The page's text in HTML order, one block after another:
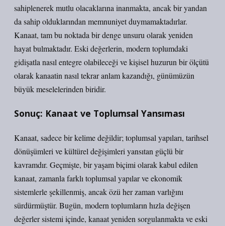
sahiplenerek mutlu olacaklarına inanmakta, ancak bir yandan
da sahip olduklarından memnuniyet duymamaktadırlar.
Kanaat, tam bu noktada bir denge unsuru olarak yeniden
hayat bulmaktadır. Eski değerlerin, modern toplumdaki
gidişatla nasıl entegre olabileceği ve kişisel huzurun bir ölçütü
olarak kanaatin nasıl tekrar anlam kazandığı, günümüzün
büyük meselelerinden biridir.
Sonuç: Kanaat ve Toplumsal Yansıması
Kanaat, sadece bir kelime değildir; toplumsal yapıları, tarihsel
dönüşümleri ve kültürel değişimleri yansıtan güçlü bir
kavramdır. Geçmişte, bir yaşam biçimi olarak kabul edilen
kanaat, zamanla farklı toplumsal yapılar ve ekonomik
sistemlerle şekillenmiş, ancak özü her zaman varlığını
sürdürmüştür. Bugün, modern toplumların hızla değişen
değerler sistemi içinde, kanaat yeniden sorgulanmakta ve eski